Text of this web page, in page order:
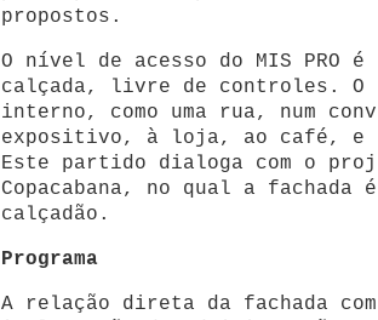
propostos.
O nível de acesso do MIS PRO é
calçada, livre de controles. O
interno, como uma rua, num
expositivo, à loja, ao café, e
Este partido dialoga com o
Copacabana, no qual a fachada
calçadão.
Programa
A relação direta da fachada